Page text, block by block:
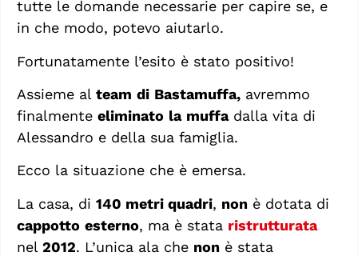
tutte le domande necessarie per capire se, e
in che modo, potevo aiutarlo.
Fortunatamente l’esito è stato positivo!
Assieme al team di Bastamuffa, avremmo
finalmente eliminato la muffadalla vita di
Alessandro e della sua famiglia.
Ecco la situazione che è emersa.
La casa, di 140 metri quadri, non è dotata di
cappotto esterno, ma è stata ristrutturata
nel 2012. L’unica ala che non è stata